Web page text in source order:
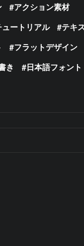
アクション素材
ュートリアル
テキ
フラットデザイン
き 日本語フォント